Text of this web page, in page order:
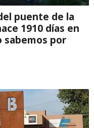
puente de la
1910 días en
sabemos por